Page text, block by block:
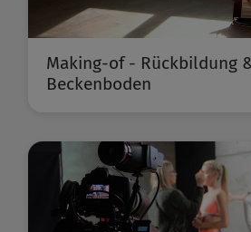
Making-of - Rückbildung
Beckenboden